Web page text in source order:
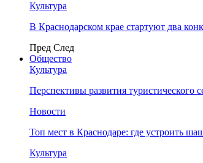
Культура
В Краснодарском крае стартуют два
Пред След
Общество
Культура
Перспективы развития туристического
Новости
Топ мест в Краснодаре: где устроить
Культура